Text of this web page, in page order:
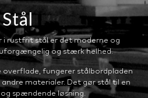
Stål
i rustfrit stål er det moderne og
uforgængelig og stærk helhed.
overflade, fungerer stålbordpladen
materialer. Det gør stål til en
spændende løsning.